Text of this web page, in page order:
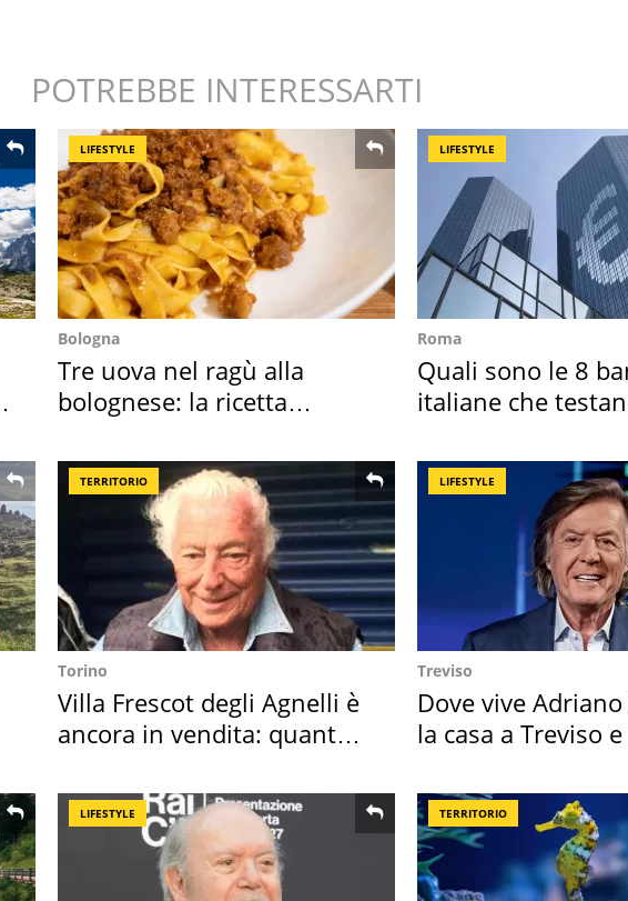
POTREBBE INTERESSARTI
LIFESTYLE
Bologna
Tre uova nel ragù alla
bolognese: la ricetta
LIFESTYLE
Roma
Quali sono le 8
italiane che
TERRITORIO
Torino
Villa Frescot degli Agnelli è
ancora in vendita: quanto
LIFESTYLE
Treviso
Dove vive
la casa a Treviso
LIFESTYLE TERRITORIO